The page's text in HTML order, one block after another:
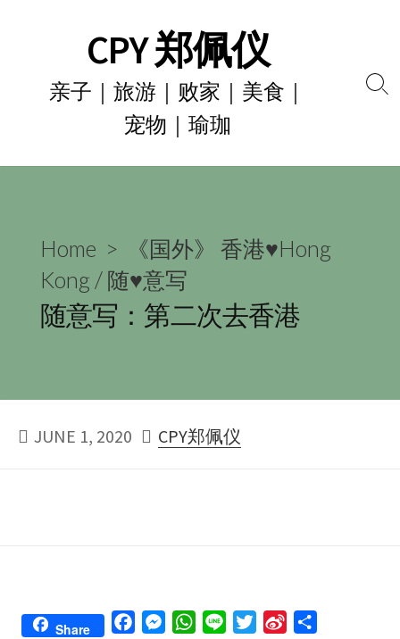
content
CPY 郑佩仪
亲子｜旅游｜败家｜美食｜
宠物｜瑜珈
Home >
《国外》 香港♥Hong
Kong / 随♥意写
随意写：第二次去香港
PUBLISHED
JUNE 1, 2020 AUTHOR
CPY郑佩仪
Share
W